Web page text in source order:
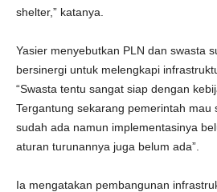
shelter,” katanya.
Yasier menyebutkan PLN dan swasta
bersinergi untuk melengkapi
“Swasta tentu sangat siap dengan
Tergantung sekarang pemerintah mau
sudah ada namun implementasinya
aturan turunannya juga belum ada”.
Ia mengatakan pembangunan